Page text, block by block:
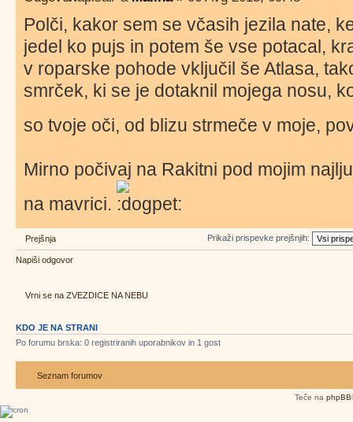
Polči, kakor sem se včasih jezila nate,
jedel ko pujs in potem še vse potacal,
v roparske pohode vključil še Atlasa,
smrček, ki se je dotaknil mojega nosu,
so tvoje oči, od blizu strmeče v moje,
Mirno počivaj na Rakitni pod mojim
na mavrici.
Prejšnja Prikaži prispevke prejšnjih:
Napiši odgovor
Vrni se na ZVEZDICE NA NEBU
KDO JE NA STRANI
Po forumu brska: 0 registriranih uporabnikov in 1 gost
Seznam forumov
Teče na phpBB